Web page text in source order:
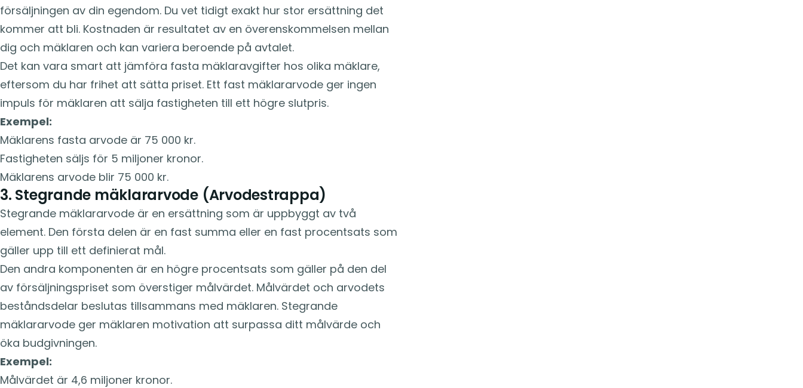
försäljningen av din egendom. Du vet tidigt exakt hur stor ersättning det
kommer att bli. Kostnaden är resultatet av en överenskommelsen mellan
dig och mäklaren och kan variera beroende på avtalet.
Det kan vara smart att jämföra fasta mäklaravgifter hos olika mäklare,
eftersom du har frihet att sätta priset. Ett fast mäklararvode ger ingen
impuls för mäklaren att sälja fastigheten till ett högre slutpris.
Exempel:
Mäklarens fasta arvode är 75 000 kr.
Fastigheten säljs för 5 miljoner kronor.
Mäklarens arvode blir 75 000 kr.
3. Stegrande mäklararvode (Arvodestrappa)
Stegrande mäklararvode är en ersättning som är uppbyggt av två
element. Den första delen är en fast summa eller en fast procentsats som
gäller upp till ett definierat mål.
Den andra komponenten är en högre procentsats som gäller på den del
av försäljningspriset som överstiger målvärdet. Målvärdet och arvodets
beståndsdelar beslutas tillsammans med mäklaren. Stegrande
mäklararvode ger mäklaren motivation att surpassa ditt målvärde och
öka budgivningen.
Exempel:
Målvärdet är 4,6 miljoner kronor.